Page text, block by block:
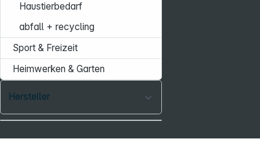
Haustierbedarf
abfall + recycling
Sport & Freizeit
Heimwerken & Garten
Hersteller